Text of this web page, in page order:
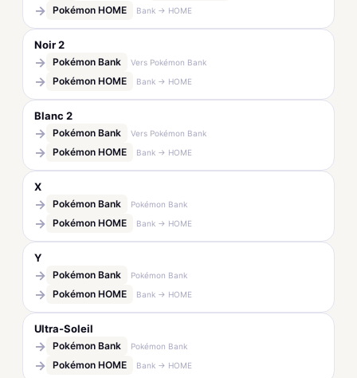
→ Pokémon HOME Bank → HOME
Noir 2
→ Pokémon Bank Vers Pokémon Bank
→ Pokémon HOME Bank → HOME
Blanc 2
→ Pokémon Bank Vers Pokémon Bank
→ Pokémon HOME Bank → HOME
X
→ Pokémon Bank Pokémon Bank
→ Pokémon HOME Bank → HOME
Y
→ Pokémon Bank Pokémon Bank
→ Pokémon HOME Bank → HOME
Ultra-Soleil
→ Pokémon Bank Pokémon Bank
→ Pokémon HOME Bank → HOME